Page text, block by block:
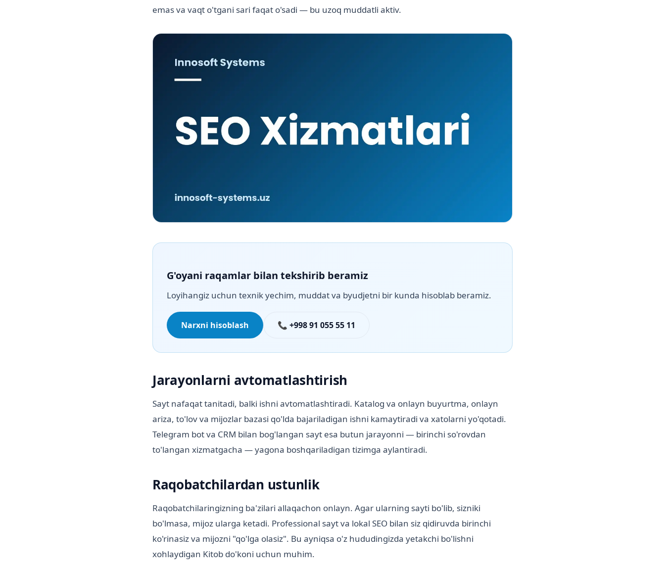
emas va vaqt o'tgani sari faqat o'sadi — bu uzoq muddatli aktiv.
G'oyani raqamlar bilan tekshirib beramiz
Loyihangiz uchun texnik yechim, muddat va byudjetni bir kunda hisoblab beramiz.
Narxni hisoblash 📞 +998 91 055 55 11
Jarayonlarni avtomatlashtirish
Sayt nafaqat tanitadi, balki ishni avtomatlashtiradi. Katalog va onlayn buyurtma, onlayn
ariza, to'lov va mijozlar bazasi qo'lda bajariladigan ishni kamaytiradi va xatolarni yo'qotadi.
Telegram bot va CRM bilan bog'langan sayt esa butun jarayonni — birinchi so'rovdan
to'langan xizmatgacha — yagona boshqariladigan tizimga aylantiradi.
Raqobatchilardan ustunlik
Raqobatchilaringizning ba'zilari allaqachon onlayn. Agar ularning sayti bo'lib, sizniki
bo'lmasa, mijoz ularga ketadi. Professional sayt va lokal SEO bilan siz qidiruvda birinchi
ko'rinasiz va mijozni "qo'lga olasiz". Bu ayniqsa o'z hududingizda yetakchi bo'lishni
xohlaydigan Kitob do'koni uchun muhim.